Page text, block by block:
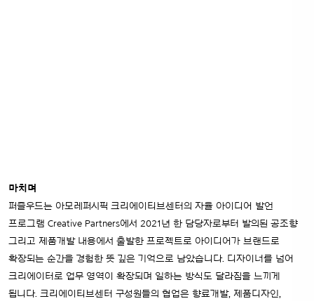
마치며
퍼즐우드는 아모레퍼시픽 크리에이티브센터의 자율 아이디어 발언
프로그램 Creative Partners에서 2021년 한 담당자로부터 발의된 공조향
그리고 제품개발 내용에서 출발한 프로젝트로 아이디어가 브랜드로
확장되는 순간을 경험한 뜻 깊은 기억으로 남았습니다. 디자이너를 넘어
크리에이터로 업무 영역이 확장되며 일하는 방식도 달라짐을 느끼게
됩니다. 크리에이티브센터 구성원들의 협업은 향료개발, 제품디자인,